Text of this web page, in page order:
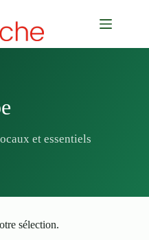
et essentiels
sélection.